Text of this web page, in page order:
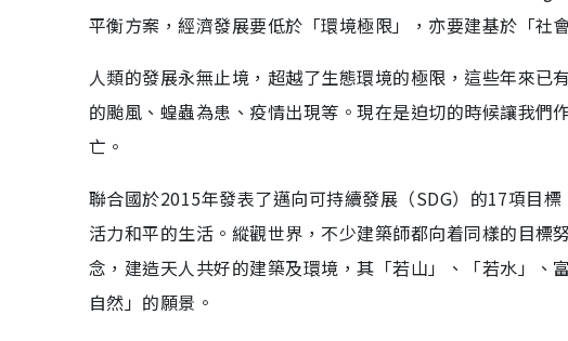
平衡方案，經濟發展要低於「環境極限」，亦要建基於「社
人類的發展永無止境，超越了生態環境的極限，這些年來
的颱風、蝗蟲為患、疫情出現等。現在是迫切的時候讓我
亡。
聯合國於2015年發表了邁向可持續發展（SDG）的17項目
活力和平的生活。縱觀世界，不少建築師都向着同樣的目
念，建造天人共好的建築及環境，其「若山」、「若水」、
自然」的願景。